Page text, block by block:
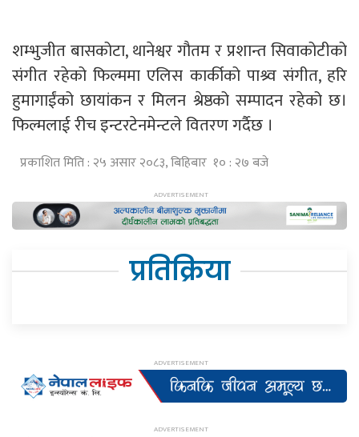
शम्भुजीत बासकोटा, थानेश्वर गौतम र प्रशान्त सिवाकोटीको
संगीत रहेको फिल्ममा एलिस कार्कीको पाश्र्व संगीत, हरि
हुमागाईंको छायांकन र मिलन श्रेष्ठको सम्पादन रहेको छ।
फिल्मलाई रीच इन्टरटेनमेन्टले वितरण गर्दैछ ।
प्रकाशित मिति : २५ असार २०८३, बिहिबार १० : २७ बजे
प्रतिक्रिया